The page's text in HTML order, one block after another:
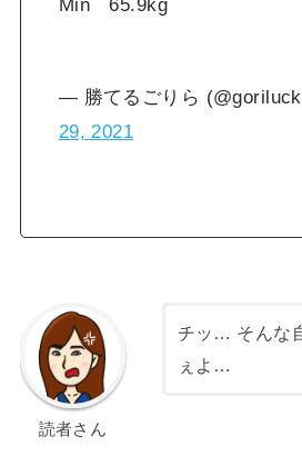
— 勝てるごりら
29, 2021
読者さん
チッ… そんな
ぇよ…